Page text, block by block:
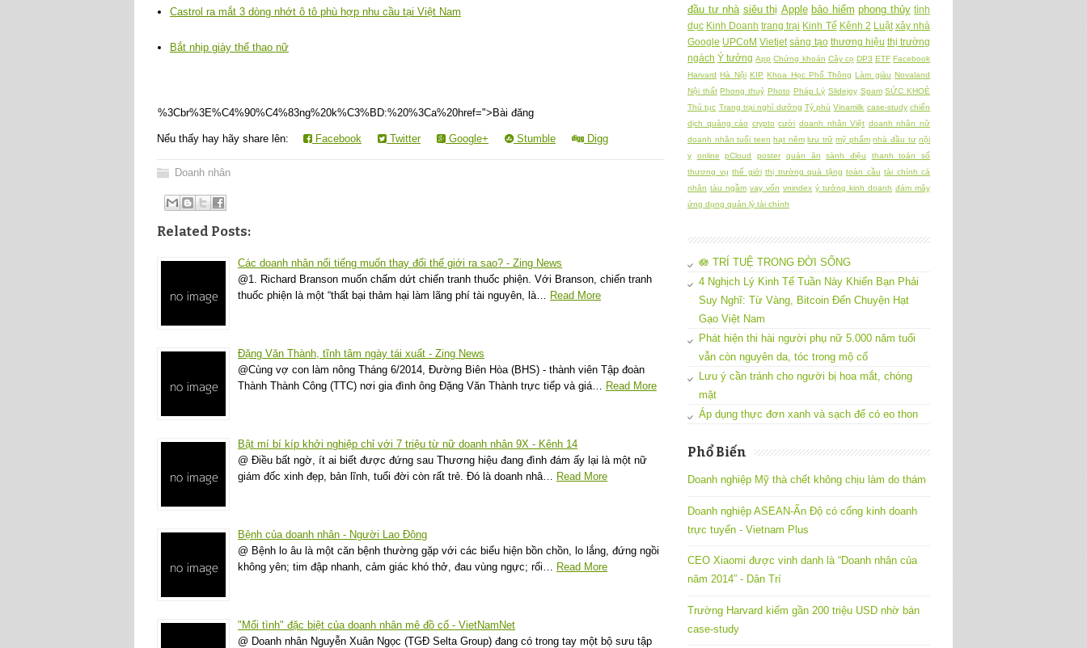
Castrol ra mắt 3 dòng nhớt ô tô phù hợp nhu cầu tại Việt Nam
Bắt nhịp giày thể thao nữ
%3Cbr%3E%C4%90%C4%83ng%20k%C3%BD:%20%3Ca%20href=">Bài đăng
Nếu thấy hay hãy share lên: Facebook Twitter Google+ Stumble Digg
Doanh nhân
Related Posts:
Các doanh nhân nổi tiếng muốn thay đổi thế giới ra sao? - Zing News
@1. Richard Branson muốn chấm dứt chiến tranh thuốc phiện. Với Branson, chiến tranh
thuốc phiện là một “thất bại thảm hại làm lãng phí tài nguyên, là…
Read More
Đặng Văn Thành, tĩnh tâm ngày tái xuất - Zing News
@Cùng vợ con làm nông Tháng 6/2014, Đường Biên Hòa (BHS) - thành viên Tập đoàn
Thành Thành Công (TTC) nơi gia đình ông Đặng Văn Thành trực tiếp và giá…
Read More
Bật mí bí kíp khởi nghiệp chỉ với 7 triệu từ nữ doanh nhân 9X - Kênh 14
@ Điều bất ngờ, ít ai biết được đứng sau Thương hiệu đang đình đám ấy lại là một nữ
giám đốc xinh đẹp, bản lĩnh, tuổi đời còn rất trẻ. Đó là doanh nhâ…
Read More
Bệnh của doanh nhân - Người Lao Động
@ Bệnh lo âu là một căn bệnh thường gặp với các biểu hiện bồn chồn, lo lắng, đứng ngồi
không yên; tim đập nhanh, cảm giác khó thở, đau vùng ngực; rối…
Read More
"Mối tình" đặc biệt của doanh nhân mê đồ cổ - VietNamNet
@ Doanh nhân Nguyễn Xuân Ngọc (TGĐ Selta Group) đang có trong tay một bộ sưu tập
đầu tư nhà siêu thị Apple bảo hiểm phong thủy tình
dục Kinh Doanh trang trại Kinh Tế Kênh 2 Luật xây nhà
Google UPCoM Vietjet sáng tạo thương hiệu thị trường
ngách Ý tưởng App Chứng khoán Cây cọ DP3 ETF Facebook
Harvard Hà Nội KIP Khoa Học Phổ Thông Làm giàu Novaland
Nội thất Phong thuỷ Photo Pháp Lý Slidejoy Spam SỨC KHOẺ
Thủ tục Trang trại nghỉ dưỡng Tỷ phú Vinamilk case-study chiến
dịch quảng cáo crypto cười doanh nhân Việt doanh nhân nữ
doanh nhân tuổi teen hạt nêm lưu trữ mỹ phẩm nhà đầu tư nội
y
online pCloud poster quán ăn sành điệu
thanh toán số
thương vụ thế giới thị trường quà tặng toàn cầu tài chính cá
nhân tàu ngầm vay vốn vnindex ý tưởng kinh doanh đám mây
ứng dụng quản lý tài chính
🪷 TRÍ TUỆ TRONG ĐỜI SỐNG
4 Nghịch Lý Kinh Tế Tuần Này Khiến Bạn Phải
Suy Nghĩ: Từ Vàng, Bitcoin Đến Chuyện Hạt
Gạo Việt Nam
Phát hiện thi hài người phụ nữ 5.000 năm tuổi
vẫn còn nguyên da, tóc trong mộ cổ
Lưu ý cần tránh cho người bị hoa mắt, chóng
mặt
Áp dụng thực đơn xanh và sạch để có eo thon
Phổ Biến
Doanh nghiệp Mỹ thà chết không chịu làm do thám
Doanh nghiệp ASEAN-Ấn Độ có cổng kinh doanh
trực tuyến - Vietnam Plus
CEO Xiaomi được vinh danh là “Doanh nhân của
năm 2014” - Dân Trí
Trường Harvard kiếm gần 200 triệu USD nhờ bán
case-study